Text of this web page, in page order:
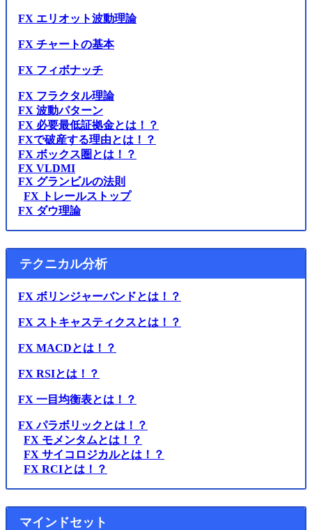
FX エリオット波動理論
FX チャートの基本
FX フィボナッチ
FX フラクタル理論
FX 波動パターン
FX 必要最低証拠金とは！？
FXで破産する理由とは！？
FX ボックス圏とは！？
FX VLDMI
FX グランビルの法則
FX トレールストップ
FX ダウ理論
テクニカル分析
FX ボリンジャーバンドとは！？
FX ストキャスティクスとは！？
FX MACDとは！？
FX RSIとは！？
FX 一目均衡表とは！？
FX パラボリックとは！？
FX モメンタムとは！？
FX サイコロジカルとは！？
FX RCIとは！？
マインドセット